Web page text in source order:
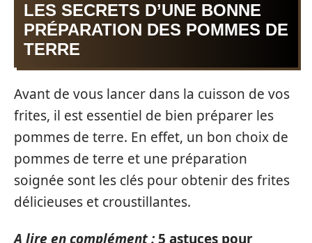
LES SECRETS D’UNE BONNE
PRÉPARATION DES POMMES DE
TERRE
Avant de vous lancer dans la cuisson de vos
frites, il est essentiel de bien préparer les
pommes de terre. En effet, un bon choix de
pommes de terre et une préparation
soignée sont les clés pour obtenir des frites
délicieuses et croustillantes.
A lire en complément : 5 astuces pour